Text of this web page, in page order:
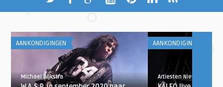
AANKONDIGINGEN
Michael Dijkstra
AANKONDIGINGEN
Artiesten Nieuws